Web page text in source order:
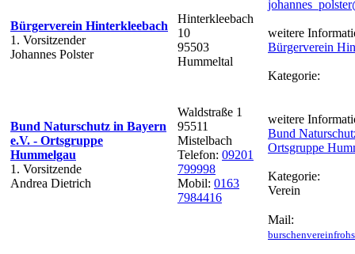
Bürgerverein Hinterkleebach
1. Vorsitzender
Johannes Polster
Hinterkleebach
10
95503
Hummeltal
weitere
Bürgerverein
Kategorie:
Bund Naturschutz in Bayern
e.V. - Ortsgruppe
Hummelgau
1. Vorsitzende
Andrea Dietrich
Waldstraße 1
95511
Mistelbach
Telefon: 09201
799998
Mobil: 0163
7984416
weitere
Bund
Ortsgruppe
Kategorie:
Verein
Mail: